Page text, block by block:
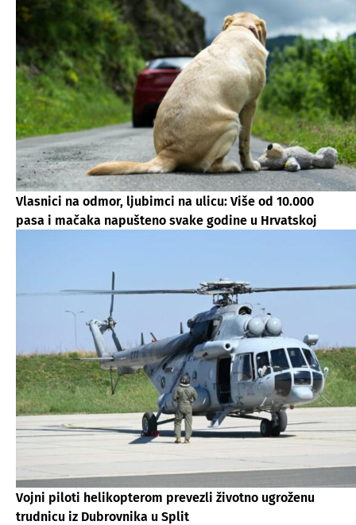
Vlasnici na odmor, ljubimci na ulicu: Više od 10.000
pasa i mačaka napušteno svake godine u Hrvatskoj
Vojni piloti helikopterom prevezli životno ugroženu
trudnicu iz Dubrovnika u Split